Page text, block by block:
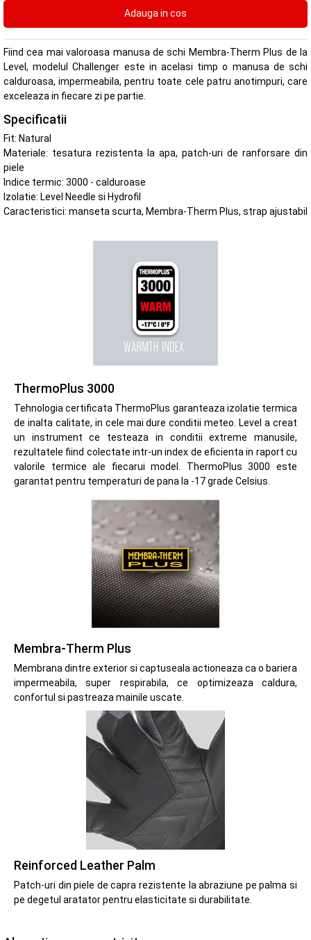
Fiind cea mai valoroasa manusa de schi Membra-Therm Plus de la
Level, modelul Challenger este in acelasi timp o manusa de schi
calduroasa, impermeabila, pentru toate cele patru anotimpuri, care
exceleaza in fiecare zi pe partie.
Specificatii
Fit: Natural
Materiale: tesatura rezistenta la apa, patch-uri de ranforsare din
piele
Indice termic: 3000 - calduroase
Izolatie: Level Needle si Hydrofil
Caracteristici: manseta scurta, Membra-Therm Plus, strap ajustabil
ThermoPlus 3000
Tehnologia certificata ThermoPlus garanteaza izolatie termica
de inalta calitate, in cele mai dure conditii meteo. Level a creat
un instrument ce testeaza in conditii extreme manusile,
rezultatele fiind colectate intr-un index de eficienta in raport cu
valorile termice ale fiecarui model. ThermoPlus 3000 este
garantat pentru temperaturi de pana la -17 grade Celsius.
Membra-Therm Plus
Membrana dintre exterior si captuseala actioneaza ca o bariera
impermeabila, super respirabila, ce optimizeaza caldura,
confortul si pastreaza mainile uscate.
Reinforced Leather Palm
Patch-uri din piele de capra rezistente la abraziune pe palma si
pe degetul aratator pentru elasticitate si durabilitate.